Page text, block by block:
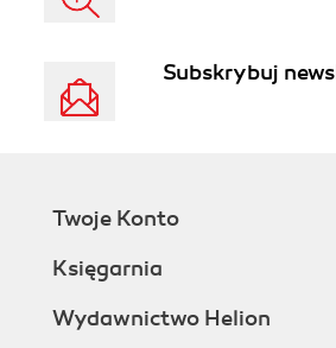
Subskrybuj
Twoje Konto
Księgarnia
Wydawnictwo Helion